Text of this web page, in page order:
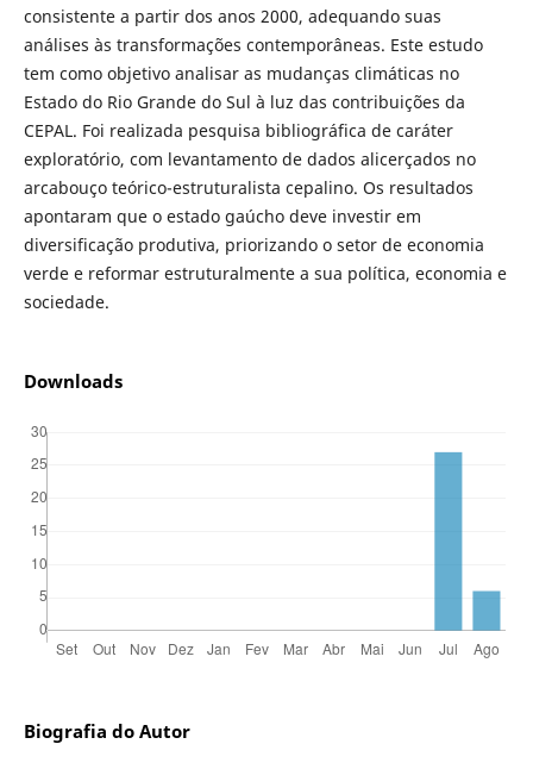
consistente a partir dos anos 2000, adequando suas
análises às transformações contemporâneas. Este estudo
tem como objetivo analisar as mudanças climáticas no
Estado do Rio Grande do Sul à luz das contribuições da
CEPAL. Foi realizada pesquisa bibliográfica de caráter
exploratório, com levantamento de dados alicerçados no
arcabouço teórico-estruturalista cepalino. Os resultados
apontaram que o estado gaúcho deve investir em
diversificação produtiva, priorizando o setor de economia
verde e reformar estruturalmente a sua política, economia e
sociedade.
Downloads
Biografia do Autor